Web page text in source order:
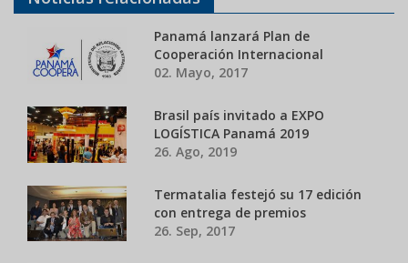
Panamá lanzará Plan de
Cooperación Internacional
02. Mayo, 2017
Brasil país invitado a EXPO
LOGÍSTICA Panamá 2019
26. Ago, 2019
Termatalia festejó su 17 edición
con entrega de premios
26. Sep, 2017